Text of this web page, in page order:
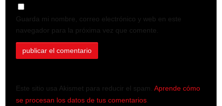
Guarda mi nombre, correo electrónico y web en este
navegador para la próxima vez que comente.
Este sitio usa Akismet para reducir el spam. Aprende cómo
se procesan los datos de tus comentarios.